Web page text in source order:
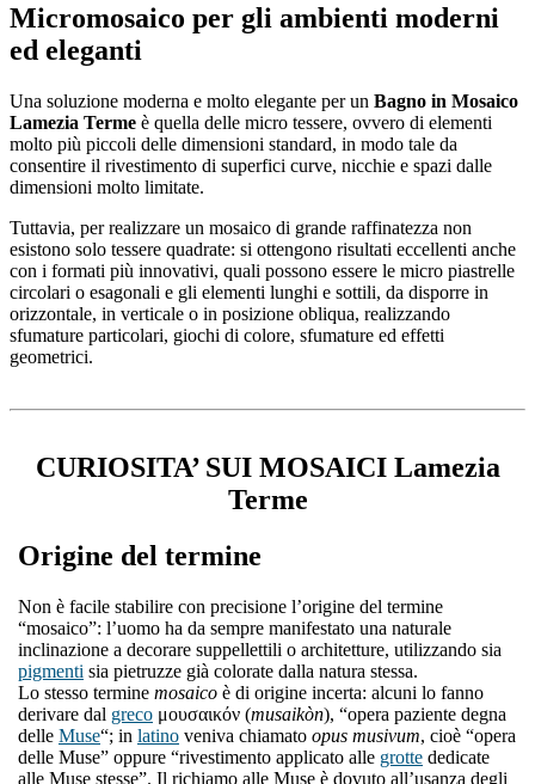
Micromosaico per gli ambienti moderni
ed eleganti
Una soluzione moderna e molto elegante per un Bagno in Mosaico
Lamezia Terme è quella delle micro tessere, ovvero di elementi
molto più piccoli delle dimensioni standard, in modo tale da
consentire il rivestimento di superfici curve, nicchie e spazi dalle
dimensioni molto limitate.
Tuttavia, per realizzare un mosaico di grande raffinatezza non
esistono solo tessere quadrate: si ottengono risultati eccellenti anche
con i formati più innovativi, quali possono essere le micro piastrelle
circolari o esagonali e gli elementi lunghi e sottili, da disporre in
orizzontale, in verticale o in posizione obliqua, realizzando
sfumature particolari, giochi di colore, sfumature ed effetti
geometrici.
CURIOSITA’ SUI MOSAICI Lamezia
Terme
Origine del termine
Non è facile stabilire con precisione l’origine del termine
“mosaico”: l’uomo ha da sempre manifestato una naturale
inclinazione a decorare suppellettili o architetture, utilizzando sia
pigmenti sia pietruzze già colorate dalla natura stessa.
Lo stesso termine mosaico è di origine incerta: alcuni lo fanno
derivare dal greco μουσαικόν (musaikòn), “opera paziente degna
delle Muse“; in latino veniva chiamato opus musivum, cioè “opera
delle Muse” oppure “rivestimento applicato alle grotte dedicate
alle Muse stesse”. Il richiamo alle Muse è dovuto all’usanza degli